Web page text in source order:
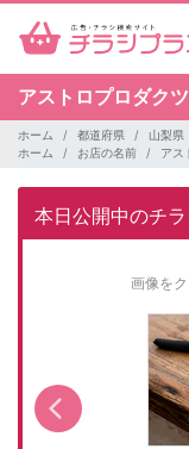
アストロプロダクツ
ホーム 都道府県 山梨県
ホーム
お店の名前 アス
本日公開中のチ
画像を